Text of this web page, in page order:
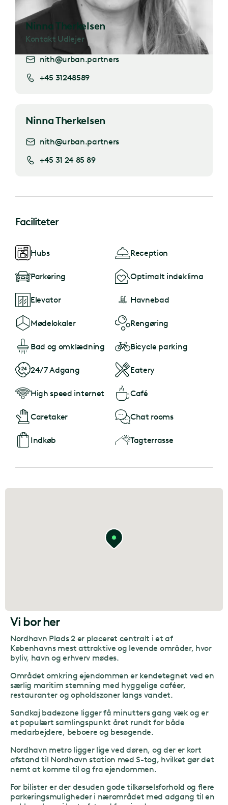
Ninna Therkelsen
Kontakt Udlejer
nith@urban.partners
+45 31248589
Ninna Therkelsen
nith@urban.partners
+45 31 24 85 89
Faciliteter
Hubs Reception
Parkering Optimalt indeklima
Elevator Havnebad
Mødelokaler Rengøring
Bad og omklædning Bicycle parking
24/7 Adgang Eatery
High speed internet Café
Caretaker Chat rooms
Indkøb Tagterrasse
Vi bor her
Nordhavn Plads 2 er placeret centralt i et af
Københavns mest attraktive og levende områder, hvor
byliv, havn og erhverv mødes.
Området omkring ejendommen er kendetegnet ved en
særlig maritim stemning med hyggelige caféer,
restauranter og opholdszoner langs vandet.
Sandkaj badezone ligger få minutters gang væk og er
et populært samlingspunkt året rundt for både
medarbejdere, beboere og besøgende.
Nordhavn metro ligger lige ved døren, og der er kort
afstand til Nordhavn station med S-tog, hvilket gør det
nemt at komme til og fra ejendommen.
For bilister er der desuden gode tilkørselsforhold og flere
parkeringsmuligheder i nærområdet med adgang til en